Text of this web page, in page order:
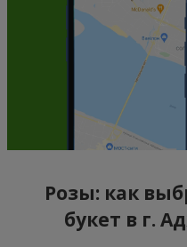
Розы: как
букет в г.